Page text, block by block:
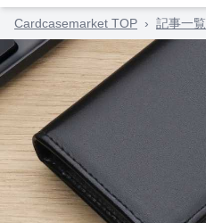
Cardcasemarket TOP › 記事一覧